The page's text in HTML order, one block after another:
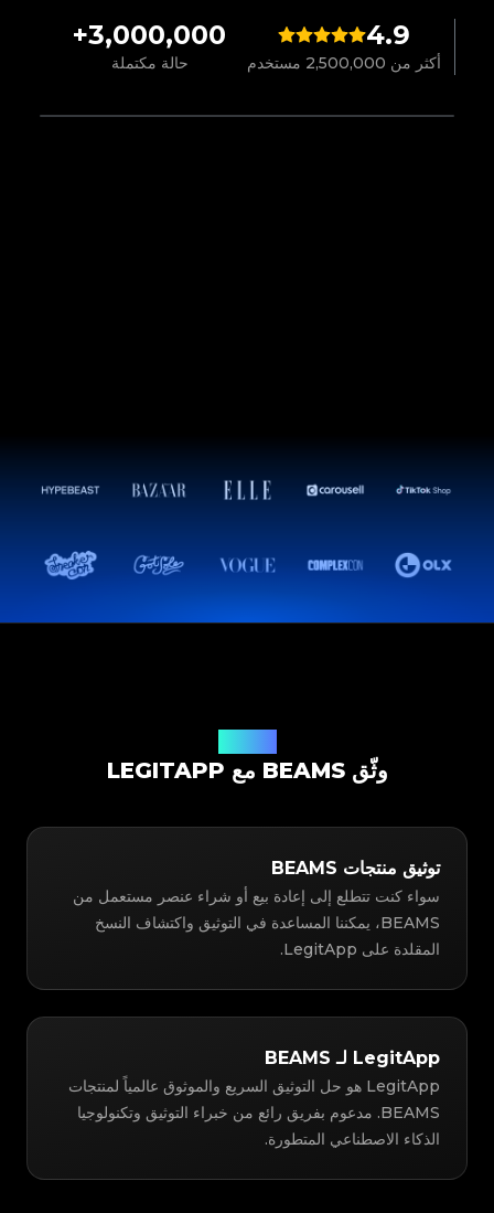
4.9
أكثر من 2,500,000 مستخدم
3,000,000+
حالة مكتملة
وثّق BEAMS مع LEGITAPP
توثيق منتجات BEAMS
سواء كنت تتطلع إلى إعادة بيع أو شراء عنصر مستعمل من
BEAMS، يمكننا المساعدة في التوثيق واكتشاف النسخ
المقلدة على LegitApp.
LegitApp لـ BEAMS
LegitApp هو حل التوثيق السريع والموثوق عالمياً لمنتجات
BEAMS. مدعوم بفريق رائع من خبراء التوثيق وتكنولوجيا
الذكاء الاصطناعي المتطورة.